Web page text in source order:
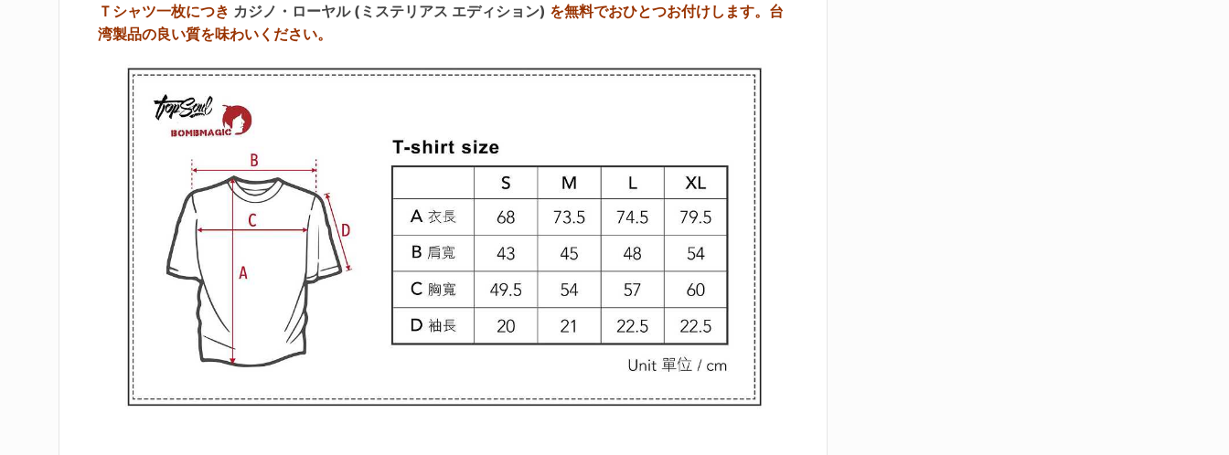
Ｔシャツ一枚につき カジノ・ローヤル (ミステリアス エディション) を無料でおひとつお付けします。台
湾製品の良い質を味わいください。